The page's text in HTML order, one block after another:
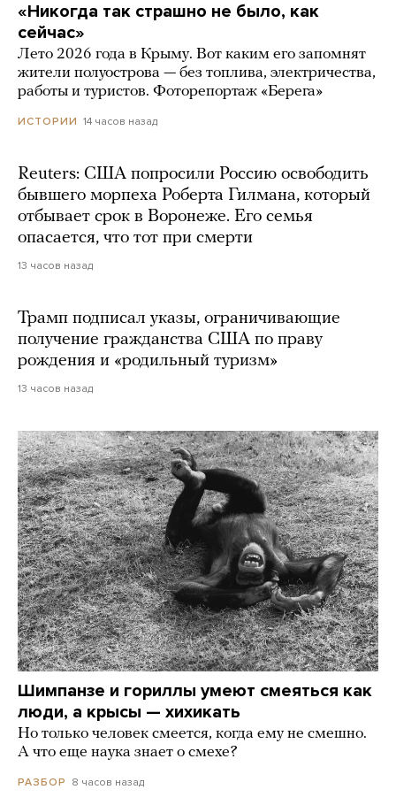
«Никогда так страшно не было, как
сейчас»
Лето 2026 года в Крыму. Вот каким его запомнят
жители полуострова — без топлива, электричества,
работы и туристов. Фоторепортаж «Берега»
ИСТОРИИ 14 часов назад
Reuters: США попросили Россию освободить
бывшего морпеха Роберта Гилмана, который
отбывает срок в Воронеже. Его семья
опасается, что тот при смерти
13 часов назад
Трамп подписал указы, ограничивающие
получение гражданства США по праву
рождения и «родильный туризм»
13 часов назад
Шимпанзе и гориллы умеют смеяться как
люди, а крысы — хихикать
Но только человек смеется, когда ему не смешно.
А что еще наука знает о смехе?
РАЗБОР 8 часов назад